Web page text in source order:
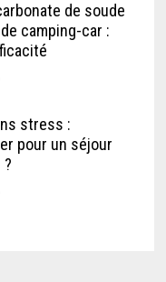
de soude
camping-car :
stress :
pour un séjour